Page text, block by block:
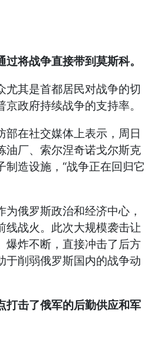
将战争直接带到莫斯科。
尤其是首都居民对战争的切
政府持续战争的支持率。
部在社交媒体上表示，周日
油厂、索尔涅奇诺戈尔斯克
制造设施，“战争正在回归它
俄罗斯政治和经济中心，
线战火。此次大规模袭击让
爆炸不断，直接冲击了后方
于削弱俄罗斯国内的战争动
打击了俄军的后勤供应和军